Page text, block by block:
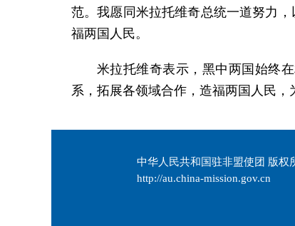
范。我愿同米拉托维奇总统一道努力
福两国人民。
米拉托维奇表示，黑中两国始终
系，拓展各领域合作，造福两国人民，
中华人民共和国驻非盟使团 版权
http://au.china-mission.gov.cn